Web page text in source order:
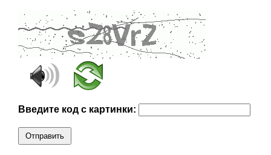
Введите код с картинки:
Отправить